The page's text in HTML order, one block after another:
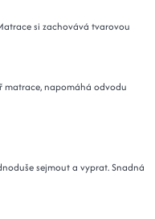
si zachovává tvarovou
napomáhá odvodu
sejmout a vyprat. Snadná